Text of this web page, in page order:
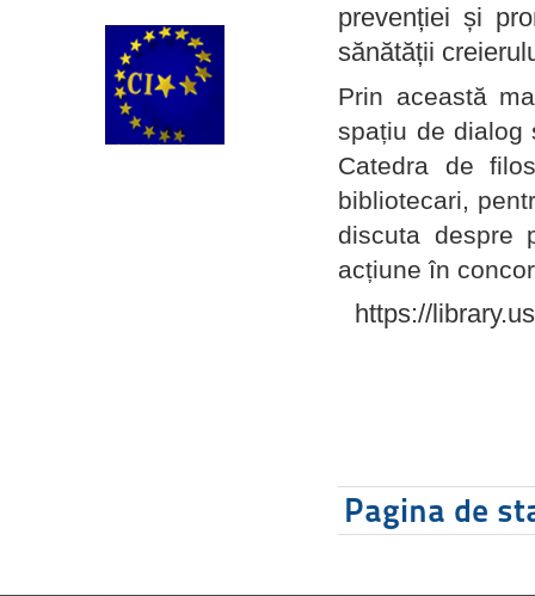
prevenției și
sănătății
Prin această
spațiu de dialog
Catedra de
bibliotecari,
discuta despre
acțiune în
https://
Pagina de